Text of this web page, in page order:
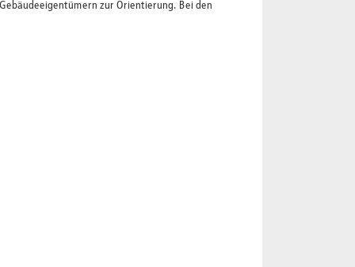
zur Orientierung. Bei den